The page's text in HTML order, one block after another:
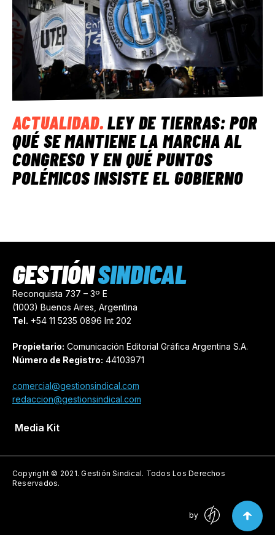
ACTUALIDAD.LEY DE TIERRAS: POR
QUÉ SE MANTIENE LA MARCHA AL
CONGRESO Y EN QUÉ PUNTOS
POLÉMICOS INSISTE EL GOBIERNO
Reconquista 737 – 3º E
(1003) Buenos Aires, Argentina
Tel. +54 11 5235 0896 Int 202
Propietario: Comunicación Editorial Gráfica Argentina S.A.
Número de Registro: 44103971
comercial@gestionsindical.com
redaccion@gestionsindical.com
Media Kit
GESTIÓNSINDICAL
Copyright © 2021.Gestión Sindical. Todos Los Derechos
Reservados.
by